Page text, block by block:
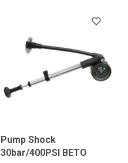
Pump Shock
30bar/400PSI BETO